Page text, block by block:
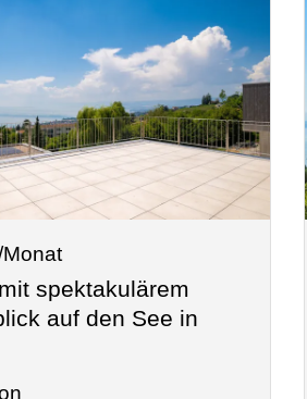
spektakulärem
auf den See in